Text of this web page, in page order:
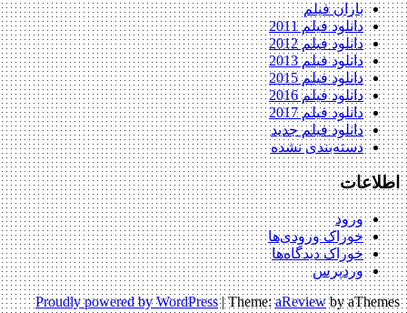
باران فیلم
دانلود فیلم 2011
دانلود فیلم 2012
دانلود فیلم 2013
دانلود فیلم 2015
دانلود فیلم 2016
دانلود فیلم 2017
دانلود فیلم جدید
دسته‌بندی نشده
اطلاعات
ورود
خوراک ورودی‌ها
خوراک دیدگاه‌ها
وردپرس
Proudly powered by WordPress |Theme:aReviewby aThemes